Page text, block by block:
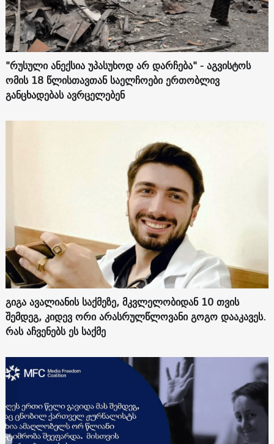
"რუსული ანექსია უპასუხოდ არ დარჩება" - აგვისტოს
ომის 18 წლისთავთან საელჩოები ერთობლივ
განცხადებას ავრცელებენ
გიგა ავალიანის საქმეზე, მკვლელობიდან 10 თვის
შემდეგ, კიდევ ორი არასრულწლოვანი გოგო დააკავეს.
რას აჩვენებს ეს საქმე